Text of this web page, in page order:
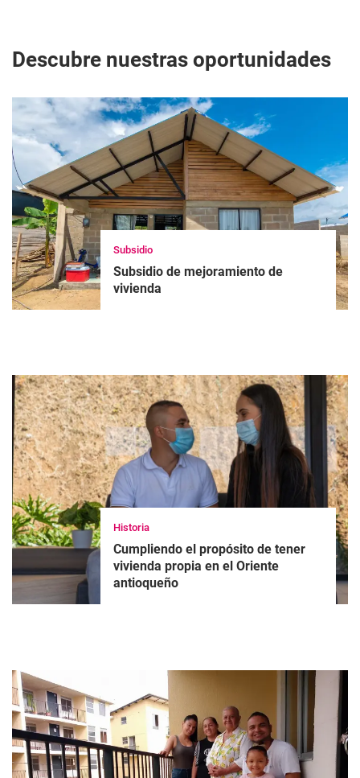
Descubre nuestras oportunidades
Subsidio
Subsidio de mejoramiento de
vivienda
Historia
Cumpliendo el propósito de tener
vivienda propia en el Oriente
antioqueño